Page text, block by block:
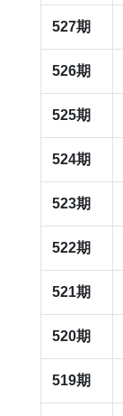
527期
526期
525期
524期
523期
522期
521期
520期
519期